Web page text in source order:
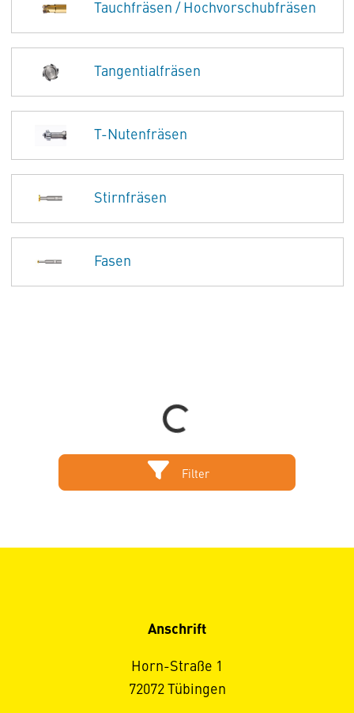
Tauchfräsen / Hochvorschubfräsen
Tangentialfräsen
T-Nutenfräsen
Stirnfräsen
Fasen
Loading...
Filter
Anschrift
Horn-Straße 1
72072 Tübingen